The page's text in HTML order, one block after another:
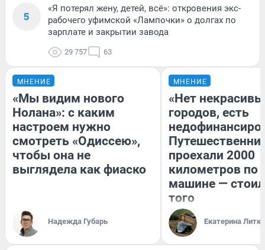
5
«Я потерял жену, детей, всё»: откровения экс-
рабочего уфимской «Лампочки» о долгах по
зарплате и закрытии завода
29 757 63
МНЕНИЕ
«Мы видим нового
Нолана»: с каким
настроем нужно
смотреть «Одиссею»,
чтобы она не
выглядела как фиаско
Надежда Губарь
МНЕНИЕ
«Нет
городов, есть
проехали 2000
километров по
машине —
того
Екатерина